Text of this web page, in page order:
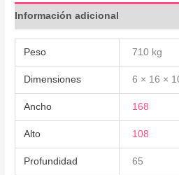
Información adicional
Peso 710 kg
Dimensiones 6 × 16 ×
Ancho 168
Alto 108
Profundidad 65